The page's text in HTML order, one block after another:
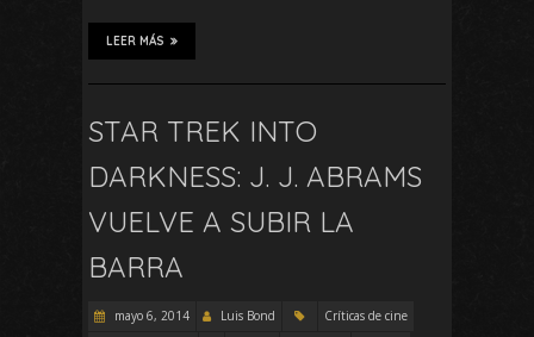
LEER MÁS
STAR TREK INTO
DARKNESS: J. J. ABRAMS
VUELVE A SUBIR LA
BARRA
mayo 6, 2014 Luis Bond
Críticas de cine